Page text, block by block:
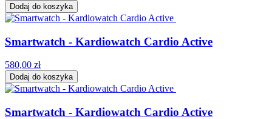
Dodaj do koszyka
Smartwatch - Kardiowatch Cardio Active
580,00 zł
Dodaj do koszyka
Smartwatch - Kardiowatch Cardio Active